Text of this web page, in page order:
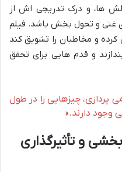
ها، و درک تدریجی اش از
غنی و تحول بخش باشد. فیلم
کرده و مخاطبان را تشویق کند
و قدم هایی برای تحقق
چیزهایی را در طول
دارند.»
و تأثیرگذاری